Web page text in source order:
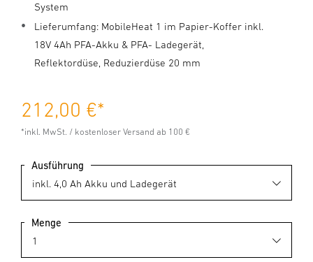
System
Lieferumfang: MobileHeat 1 im Papier-Koffer inkl.
18V 4Ah PFA-Akku & PFA- Ladegerät,
Reflektordüse, Reduzierdüse 20 mm
212,00 €*
*inkl. MwSt. / kostenloser Versand ab 100 €
Ausführung
Menge